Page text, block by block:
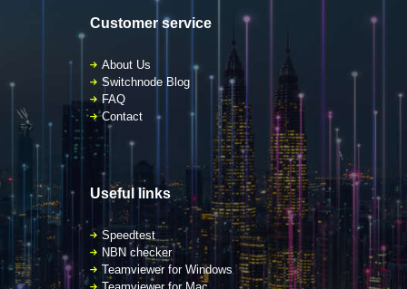
Customer service
About Us
Switchnode Blog
FAQ
Contact
Useful links
Speedtest
NBN checker
Teamviewer for Windows